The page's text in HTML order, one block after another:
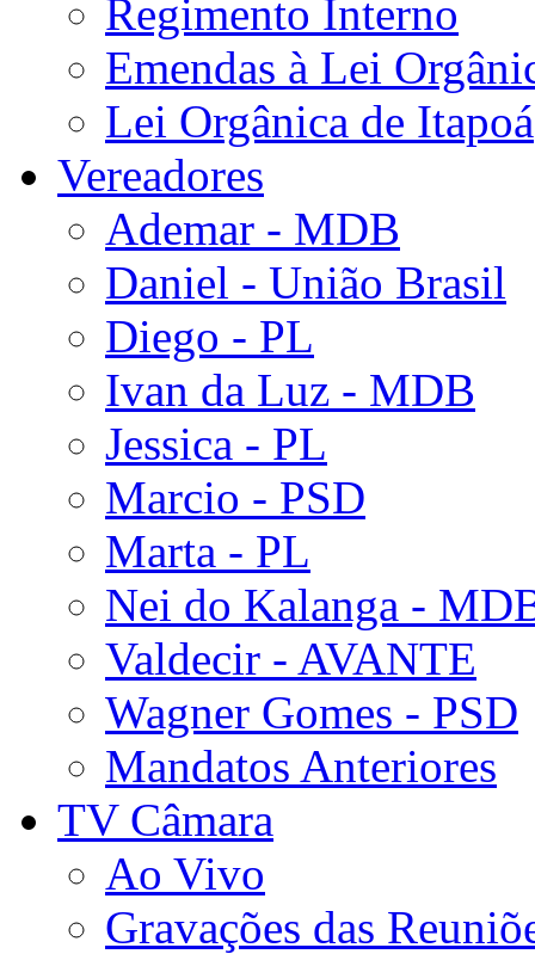
Regimento Interno
Emendas à Lei
Lei Orgânica de Itapoá
Vereadores
Ademar - MDB
Daniel - União Brasil
Diego - PL
Ivan da Luz - MDB
Jessica - PL
Marcio - PSD
Marta - PL
Nei do Kalanga -
Valdecir - AVANTE
Wagner Gomes - PSD
Mandatos Anteriores
TV Câmara
Ao Vivo
Gravações das